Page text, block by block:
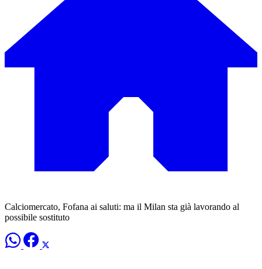
Calciomercato, Fofana ai saluti: ma il Milan sta già lavorando al
possibile sostituto